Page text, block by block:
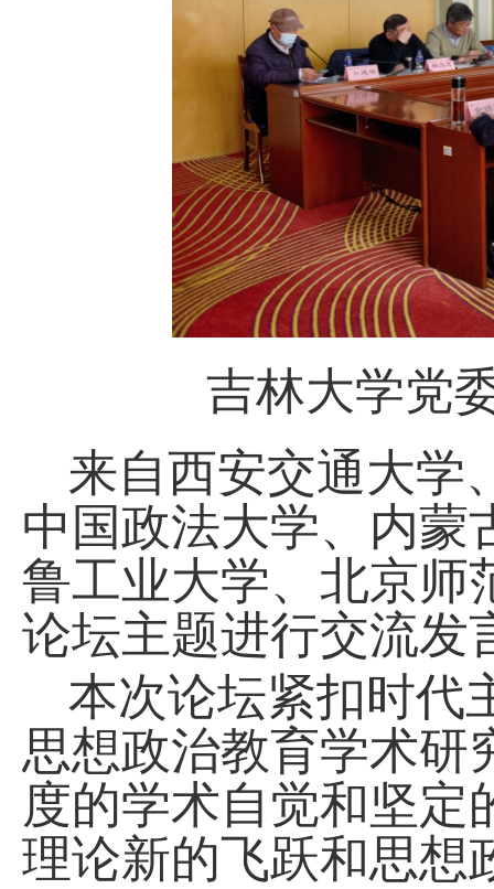
吉林大学党
来自西安交通大学
中国政法大学、内蒙
鲁工业大学、北京师
论坛主题进行交流发
本次论坛紧扣时代
思想政治教育学术研
度的学术自觉和坚定
理论新的飞跃和思想